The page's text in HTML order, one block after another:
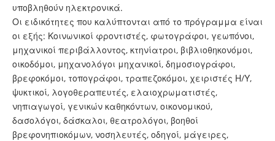
υποβληθούν ηλεκτρονικά.
Οι ειδικότητες που καλύπτονται από το πρόγραμμα είναι
οι εξής: Κοινωνικοί φροντιστές, φωτογράφοι, γεωπόνοι,
μηχανικοί περιβάλλοντος, κτηνίατροι, βιβλιοθηκονόμοι,
οικοδόμοι, μηχανολόγοι μηχανικοί, δημοσιογράφοι,
βρεφοκόμοι, τοπογράφοι, τραπεζοκόμοι, χειριστές Η/Υ,
ψυκτικοί, λογοθεραπευτές, ελαιοχρωματιστές,
νηπιαγωγοί, γενικών καθηκόντων, οικονομικού,
δασολόγοι, δάσκαλοι, θεατρολόγοι, βοηθοί
βρεφονηπιοκόμων, νοσηλευτές, οδηγοί, μάγειρες,